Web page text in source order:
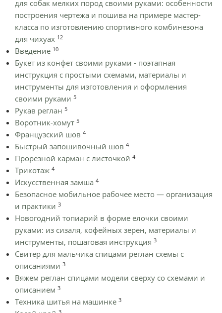
для собак мелких пород своими руками: особенности
построения чертежа и пошива на примере мастер-
класса по изготовлению спортивного комбинезона
для чихуах 12
Введение 10
Букет из конфет своими руками - поэтапная
инструкция с простыми схемами, материалы и
инструменты для изготовления и оформления
своими руками 5
Рукав реглан 5
Воротник-хомут 5
Французский шов 4
Быстрый запошивочный шов 4
Прорезной карман с листочкой 4
Трикотаж 4
Искусственная замша 4
Безопасное мобильное рабочее место — организация
и практики 3
Новогодний топиарий в форме елочки своими
руками: из сизаля, кофейных зерен, материалы и
инструменты, пошаговая инструкция 3
Cвитер для мальчика спицами реглан схемы с
описаниями 3
Вяжем реглан спицами модели сверху со схемами и
описанием 3
Техника шитья на машинке 3
3